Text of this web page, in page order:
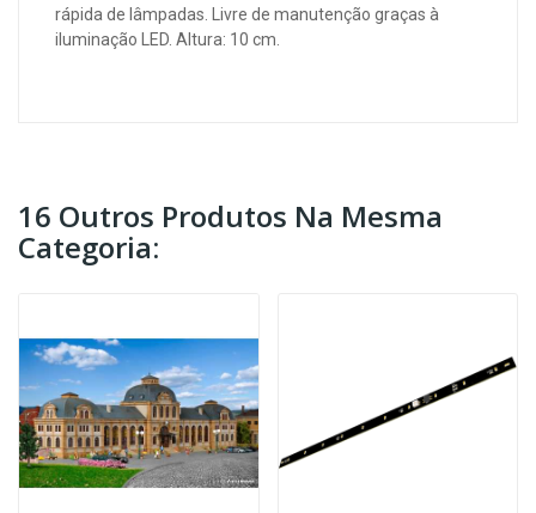
rápida de lâmpadas. Livre de manutenção graças à
iluminação LED. Altura: 10 cm.
16 Outros Produtos Na Mesma
Categoria: